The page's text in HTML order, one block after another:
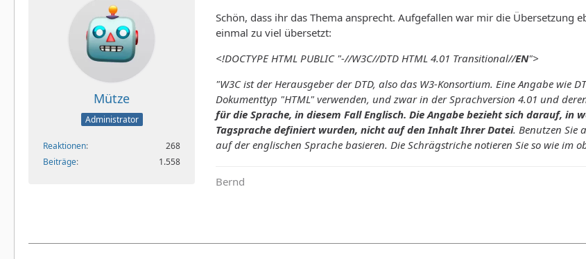
Mütze
Administrator
Reaktionen
268
Beiträge
1.558
Schön, dass ihr das Thema ansprecht. Aufgefallen war mir die Übersetzung
einmal zu viel übersetzt:
<!DOCTYPE HTML PUBLIC "-//W3C//DTD HTML 4.01 Transitional//EN">
"W3C ist der Herausgeber der DTD, also das W3-Konsortium. Eine Angabe wie
Dokumenttyp "HTML" verwenden, und zwar in der Sprachversion 4.01 und
für die Sprache, in diesem Fall Englisch. Die Angabe bezieht sich darauf,
Tagsprache definiert wurden, nicht auf den Inhalt Ihrer Datei. Benutzen Sie
auf der englischen Sprache basieren. Die Schrägstriche notieren Sie so wie im
Bernd